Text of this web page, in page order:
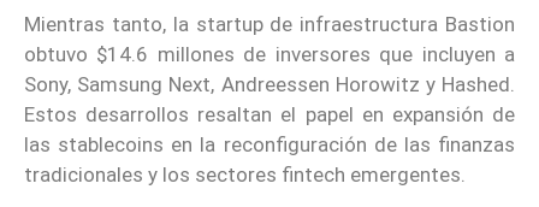
Mientras tanto, la startup de infraestructura Bastion
obtuvo $14.6 millones de inversores que incluyen a
Sony, Samsung Next, Andreessen Horowitz y Hashed.
Estos desarrollos resaltan el papel en expansión de
las stablecoins en la reconfiguración de las finanzas
tradicionales y los sectores fintech emergentes.